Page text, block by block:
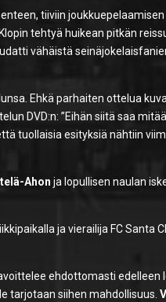
tiiviin
tehtyä huikean pitkän
vähäistä
Ehkä parhaiten ottelua
DVD:n: ”Eihän siitä saa
tuollaisia esityksiä nähtiin
Ahon ja lopullisen naulan
ja vierailija FC Santa
ehdottomasti edelleen
tarjotaan siihen mahdollisuus.